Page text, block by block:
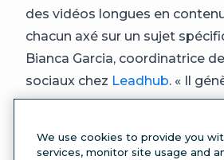
des vidéos longues en
chacun axé sur un sujet
Bianca Garcia, coordinatrice
sociaux chez Leadhub. « Il
des sous-titres IA, nous
l’engagement utilisateur. »
We use cookies to provide you
services, monitor site usage and